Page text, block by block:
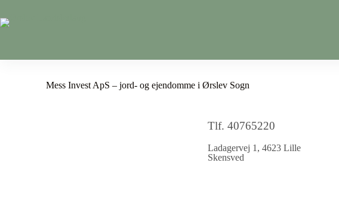
Mess Invest ApS – jord- og ejendomme i Ørslev Sogn
Tlf. 40765220
Ladagervej 1, 4623 Lille
Skensved